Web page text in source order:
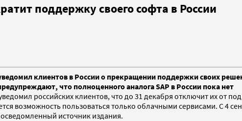
поддержку своего софта в России
клиентов в России о прекращении поддержки своих
что полноценного аналога SAP в России пока нет
российских клиентов, что до 31 декабря отключит их от
возможность пользоваться только облачными сервисами. С 4
источник издания.